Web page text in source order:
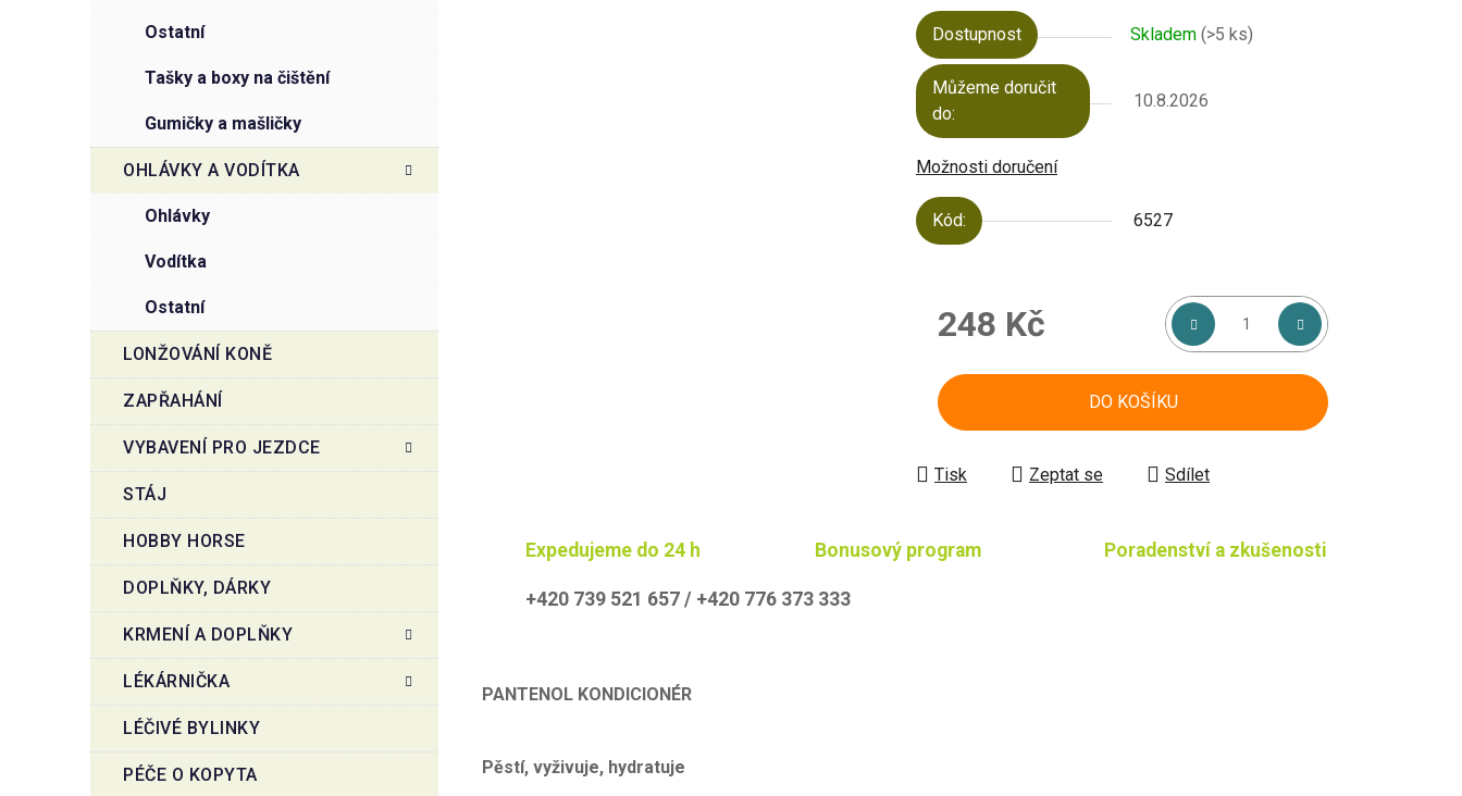
ostatní
tašky a boxy na čištění
gumičky a mašličky
OHLÁVKY A VODÍTKA
ohlávky
vodítka
ostatní
LONŽOVÁNÍ KONĚ
ZAPŘAHÁNÍ
VYBAVENÍ PRO JEZDCE
STÁJ
HOBBY HORSE
DOPLŇKY, DÁRKY
KRMENÍ A DOPLŇKY
LÉKÁRNIČKA
LÉČIVÉ BYLINKY
PÉČE O KOPYTA
Dostupnost Skladem (>5 ks)
Můžeme doručit
do:
10.8.2026
Možnosti doručení
Kód: 6527
248 Kč
DO KOŠÍKU
Tisk Zeptat se Sdílet
Expedujeme do 24 h Bonusový program Poradenství a zkušenosti
+420 739 521 657 / +420 776 373 333
PANTENOL KONDICIONÉR
Pěstí, vyživuje, hydratuje